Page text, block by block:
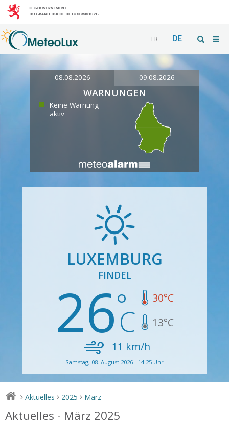
FR DE
08.08.2026 09.08.2026
WARNUNGEN
Keine Warnung
aktiv
LUXEMBURG
FINDEL
26 30°C
13°C
11 km/h
Samstag, 08. August 2026 - 14:25 Uhr
> Aktuelles > 2025 > März
Aktuelles - März 2025